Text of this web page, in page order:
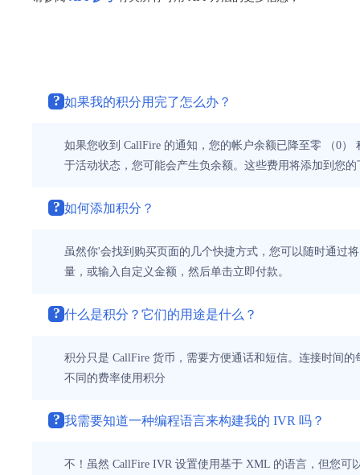
? 如果我的积分用完了怎么办？
如果您收到 CallFire 的通知，您的帐户余额已降至零 （0
于活动状态，您可能会产生负余额。这些费用将添加到您的
? 如何添加积分？
虽然你'会找到购买页面的几个快捷方式，您可以随时通过
量，或输入自定义金额，然后单击立即付款。
? 什么是积分？它们的用途是什么？
积分只是 CallFire 货币，需要方便通话和短信。连接时间
不同的费率使用积分
? 我需要知道一种编程语言来构建我的 IVR 吗？
不！虽然 CallFire IVR 设置使用基于 XML 的语言，但您